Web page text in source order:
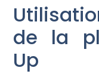
de la
Up